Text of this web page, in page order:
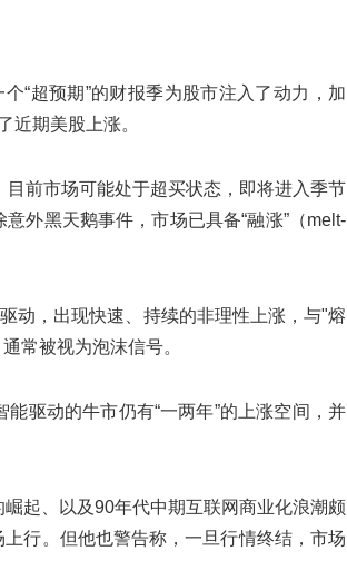
“超预期”的财报季为股市注入了动力，加
近期美股上涨。
目前市场可能处于超买状态，即将进入季节
外黑天鹅事件，市场已具备“融涨”（melt-
动，出现快速、持续的非理性上涨，与"熔
常被视为泡沫信号。
驱动的牛市仍有“一两年”的上涨空间，并
起、以及90年代中期互联网商业化浪潮颇
行。但他也警告称，一旦行情终结，市场